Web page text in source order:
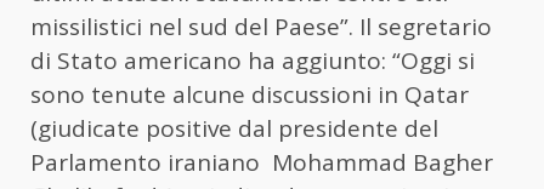
missilistici nel sud del Paese”. Il segretario
di Stato americano ha aggiunto: “Oggi si
sono tenute alcune discussioni in Qatar
(giudicate positive dal presidente del
Parlamento iraniano Mohammad Bagher